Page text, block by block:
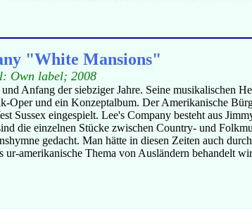
"White Mansions"
Own label; 2008
Anfang der siebziger Jahre. Seine musikalischen
und ein Konzeptalbum. Der Amerikanische
eingespielt. Lee's Company besteht aus
die einzelnen Stücke zwischen Country- und
gedacht. Man hätte in diesen Zeiten auch
amerikanische Thema von Ausländern behandelt